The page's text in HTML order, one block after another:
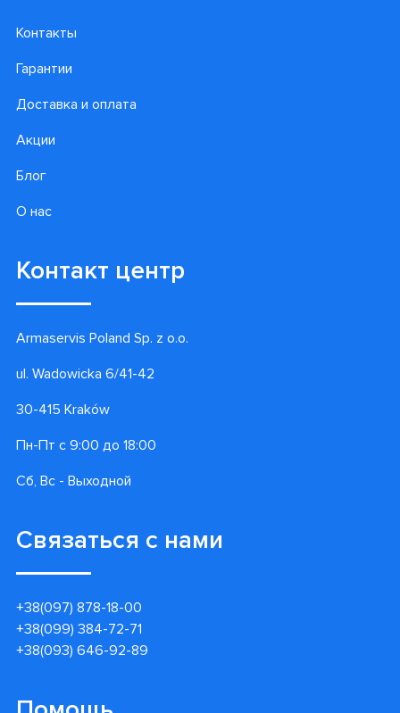
Контакты
Гарантии
Доставка и оплата
Акции
Блог
О нас
Контакт центр
Armaservis Poland Sp. z o.o.
ul. Wadowicka 6/41-42
30-415 Kraków
Пн-Пт с 9:00 до 18:00
Сб, Вс - Выходной
Связаться с нами
+38(097) 878-18-00
+38(099) 384-72-71
+38(093) 646-92-89